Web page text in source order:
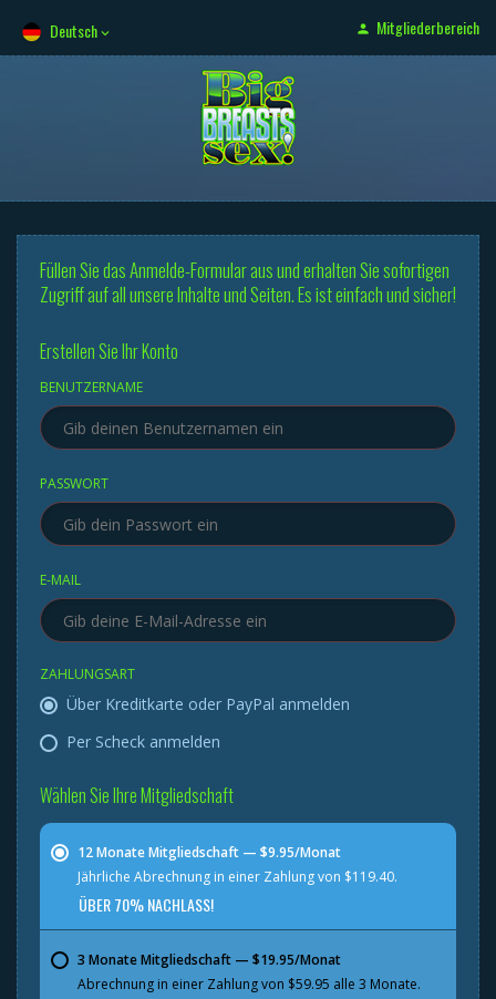
Deutsch Mitgliederbereich
Füllen Sie das Anmelde-Formular aus und erhalten Sie sofortigen
Zugriff auf all unsere Inhalte und Seiten. Es ist einfach und sicher!
Erstellen Sie Ihr Konto
BENUTZERNAME
PASSWORT
E-MAIL
ZAHLUNGSART
Über Kreditkarte oder PayPal anmelden
Per Scheck anmelden
Wählen Sie Ihre Mitgliedschaft
12 Monate Mitgliedschaft — $9.95/Monat
Jährliche Abrechnung in einer Zahlung von $119.40.
ÜBER 70% NACHLASS!
3 Monate Mitgliedschaft — $19.95/Monat
Abrechnung in einer Zahlung von $59.95 alle 3 Monate.